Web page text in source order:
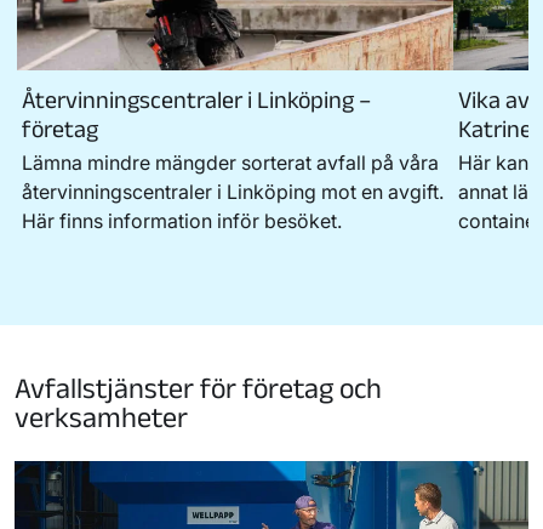
Återvinningscentraler i Linköping –
företag
Lämna mindre mängder sorterat avfall på våra
återvinningscentraler i Linköping mot en avgift.
Här finns information inför besöket.
Vika
Här kan
annat
Avfallstjänster för företag och
verksamheter